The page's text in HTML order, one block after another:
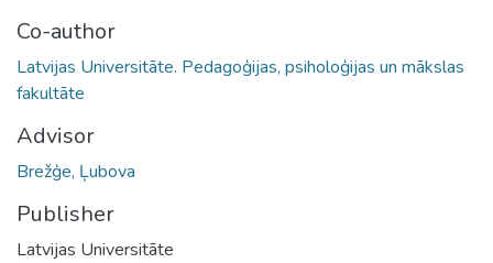
Co-author
Latvijas Universitāte. Pedagoģijas, psiholoģijas un mākslas
fakultāte
Advisor
Brežģe, Ļubova
Publisher
Latvijas Universitāte